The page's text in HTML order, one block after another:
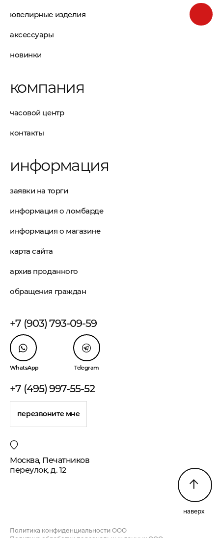
ювелирные изделия
аксессуары
новинки
компания
часовой центр
контакты
информация
заявки на торги
информация о ломбарде
информация о магазине
карта сайта
архив проданного
обращения граждан
+7 (903) 793-09-59
WhatsApp Telegram
+7 (495) 997-55-52
перезвоните мне
Москва, Печатников
переулок, д. 12
наверх
Политика конфиденциальности ООО